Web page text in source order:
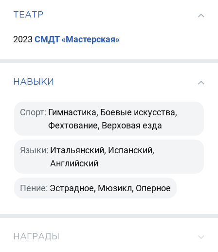
ТЕАТР
2023СМДТ «Мастерская»
НАВЫКИ
Спорт: Гимнастика, Боевые искусства,
Фехтование, Верховая езда
Языки: Итальянский, Испанский,
Английский
Пение: Эстрадное, Мюзикл, Оперное
НАГРАДЫ